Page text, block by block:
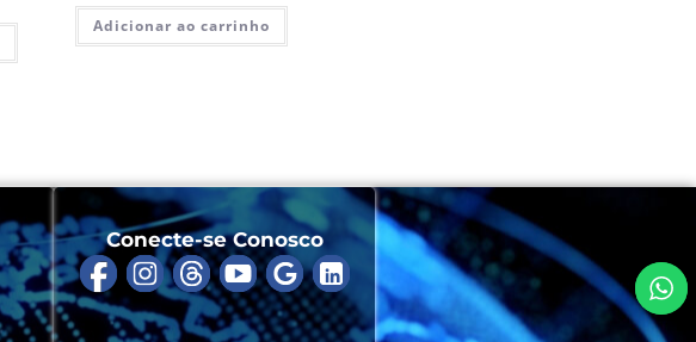
Adicionar ao carrinho
Conecte-se Conosco